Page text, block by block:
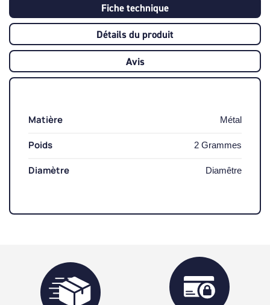
Fiche technique
Détails du produit
Avis
Matière Métal
Poids 2 Grammes
Diamètre Diamêtre